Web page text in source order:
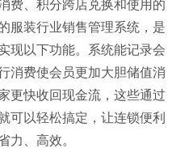
费、积分跨店兑换和使用的
服装行业销售管理系统 ，是
现以下功能。 系统能记录会
消费使会员更加大胆储值消
更快收回现金流，这些通过
可以轻松搞定，让连锁便利
力、高效。